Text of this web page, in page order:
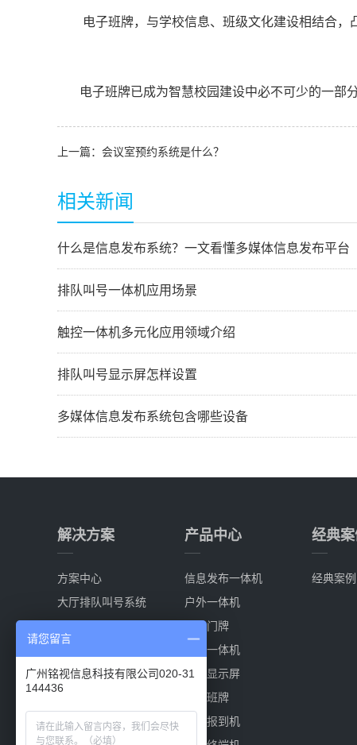
电子班牌，与学校信息、班级文化建设相结合，
电子班牌已成为智慧校园建设中必不可少的一部
上一篇： 会议室预约系统是什么？
相关新闻
什么是信息发布系统？一文看懂多媒体信息发布平台
排队叫号一体机应用场景
触控一体机多元化应用领域介绍
排队叫号显示屏怎样设置
多媒体信息发布系统包含哪些设备
解决方案
方案中心
大厅排队叫号系统
分诊排队叫号系统
多媒体信息发布系统
会议室预定系统
电子班牌系统
产品中心
信息发布一体机
户外一体机
电子门牌
触控一体机
叫号显示屏
电子班牌
自助报到机
经典
经典案例
请您留言
广州铭视信息科技有限公司020-31
144436